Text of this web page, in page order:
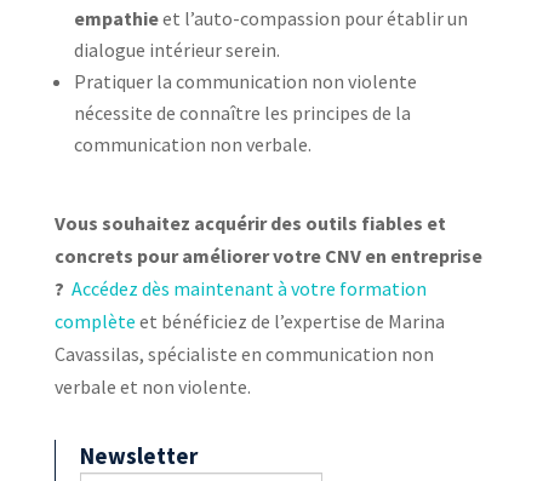
empathieet l’auto-compassion pour établir un
dialogue intérieur serein.
Pratiquer la communication non violente
nécessite de connaître les principes de la
communication non verbale.
Vous souhaitez acquérir des outils fiables et
concrets pour améliorer votre CNV en entreprise
? Accédez dès maintenant à votre formation
complète et bénéficiez de l’expertise de Marina
Cavassilas, spécialiste en communication non
verbale et non violente.
Newsletter